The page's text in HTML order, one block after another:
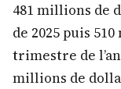
481 millions de
de 2025 puis
trimestre de
millions de